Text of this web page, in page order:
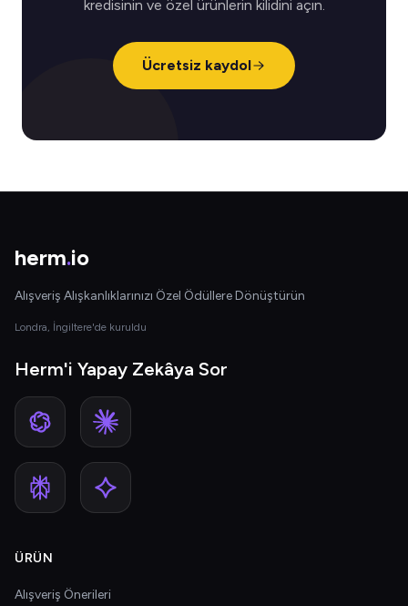
kredisinin ve özel ürünlerin kilidini açın.
Ücretsiz kaydol
herm.io
Alışveriş Alışkanlıklarınızı Özel Ödüllere Dönüştürün
Londra, İngiltere'de kuruldu
Herm'i Yapay Zekâya Sor
ÜRÜN
Alışveriş Önerileri